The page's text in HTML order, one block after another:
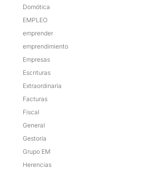
Domótica
EMPLEO
emprender
emprendimiento
Empresas
Escrituras
Extraordinaria
Facturas
Fiscal
General
Gestoría
Grupo EM
Herencias